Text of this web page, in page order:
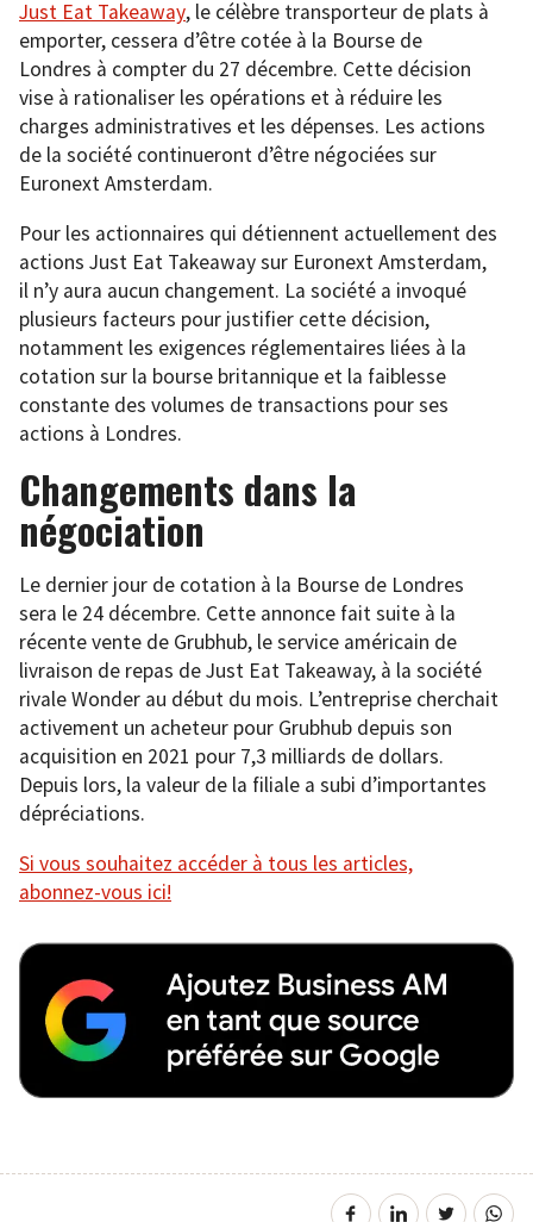
Just Eat Takeaway, le célèbre transporteur de plats à
emporter, cessera d’être cotée à la Bourse de
Londres à compter du 27 décembre. Cette décision
vise à rationaliser les opérations et à réduire les
charges administratives et les dépenses. Les actions
de la société continueront d’être négociées sur
Euronext Amsterdam.
Pour les actionnaires qui détiennent actuellement des
actions Just Eat Takeaway sur Euronext Amsterdam,
il n’y aura aucun changement. La société a invoqué
plusieurs facteurs pour justifier cette décision,
notamment les exigences réglementaires liées à la
cotation sur la bourse britannique et la faiblesse
constante des volumes de transactions pour ses
actions à Londres.
Changements dans la
négociation
Le dernier jour de cotation à la Bourse de Londres
sera le 24 décembre. Cette annonce fait suite à la
récente vente de Grubhub, le service américain de
livraison de repas de Just Eat Takeaway, à la société
rivale Wonder au début du mois. L’entreprise cherchait
activement un acheteur pour Grubhub depuis son
acquisition en 2021 pour 7,3 milliards de dollars.
Depuis lors, la valeur de la filiale a subi d’importantes
dépréciations.
Si vous souhaitez accéder à tous les articles,
abonnez-vous ici!